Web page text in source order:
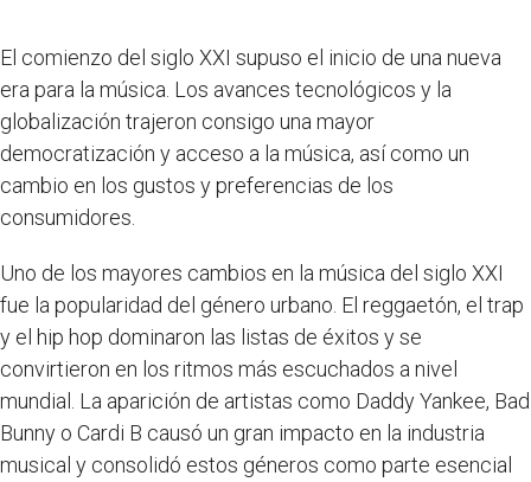
El comienzo del siglo XXI supuso el inicio de una nueva
era para la música. Los avances tecnológicos y la
globalización trajeron consigo una mayor
democratización y acceso a la música, así como un
cambio en los gustos y preferencias de los
consumidores.
Uno de los mayores cambios en la música del siglo XXI
fue la popularidad del género urbano. El reggaetón, el trap
y el hip hop dominaron las listas de éxitos y se
convirtieron en los ritmos más escuchados a nivel
mundial. La aparición de artistas como Daddy Yankee, Bad
Bunny o Cardi B causó un gran impacto en la industria
musical y consolidó estos géneros como parte esencial